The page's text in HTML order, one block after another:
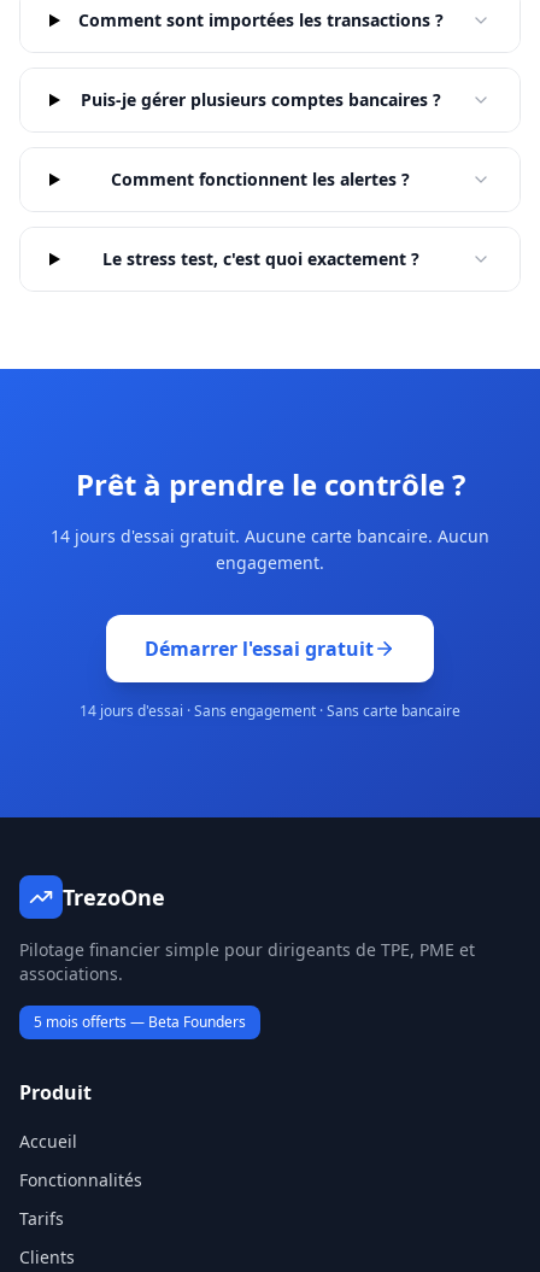
Comment sont importées les transactions ?
Puis-je gérer plusieurs comptes bancaires ?
Comment fonctionnent les alertes ?
Le stress test, c'est quoi exactement ?
Prêt à prendre le contrôle ?
14 jours d'essai gratuit. Aucune carte bancaire. Aucun
engagement.
Démarrer l'essai gratuit
14 jours d'essai · Sans engagement · Sans carte bancaire
TrezoOne
Pilotage financier simple pour dirigeants de TPE, PME et
associations.
5 mois offerts — Beta Founders
Produit
Accueil
Fonctionnalités
Tarifs
Clients